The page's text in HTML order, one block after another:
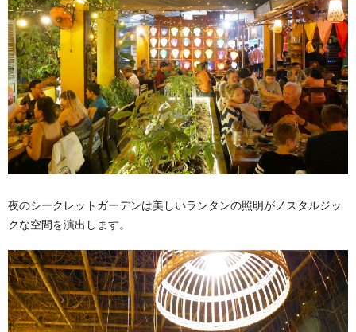
夜のシークレットガーデンは美しいランタンの照明がノスタルジッ
クな空間を演出します。